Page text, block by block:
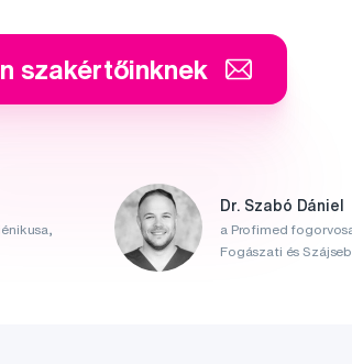
szakértőinknek
Dr. Szabó Dániel
a Profimed
Fogászati és